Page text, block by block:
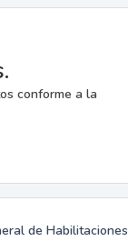
conforme a la
de Habilitaciones